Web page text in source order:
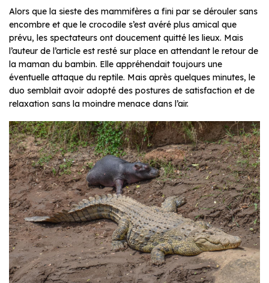
Alors que la sieste des mammifères a fini par se dérouler sans
encombre et que le crocodile s’est avéré plus amical que
prévu, les spectateurs ont doucement quitté les lieux. Mais
l’auteur de l’article est resté sur place en attendant le retour de
la maman du bambin. Elle appréhendait toujours une
éventuelle attaque du reptile. Mais après quelques minutes, le
duo semblait avoir adopté des postures de satisfaction et de
relaxation sans la moindre menace dans l’air.